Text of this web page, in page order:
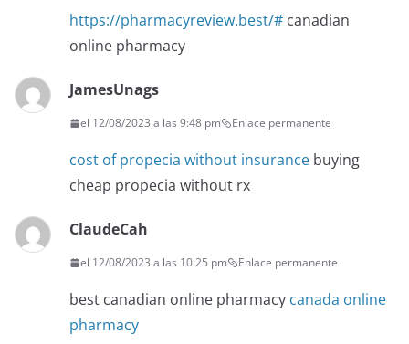
https://pharmacyreview.best/# canadian
online pharmacy
JamesUnags
el 12/08/2023 a las 9:48 pm Enlace permanente
cost of propecia without insurance buying
cheap propecia without rx
ClaudeCah
el 12/08/2023 a las 10:25 pm Enlace permanente
best canadian online pharmacy canada online
pharmacy